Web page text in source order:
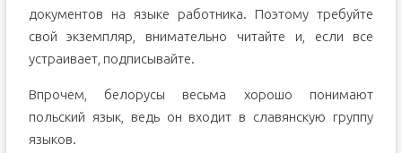
документов на языке работника. Поэтому требуйте
свой экземпляр, внимательно читайте и, если все
устраивает, подписывайте.
Впрочем, белорусы весьма хорошо понимают
польский язык, ведь он входит в славянскую группу
языков.